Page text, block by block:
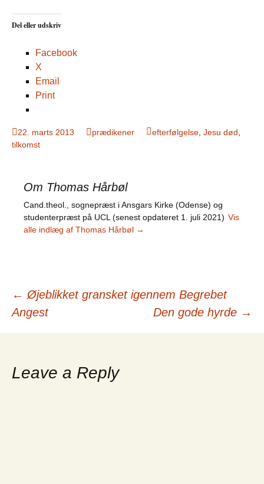
Del eller udskriv
Facebook
X
Email
Print
22. marts 2013 prædikener efterfølgelse Jesu død
tilkomst
Om Thomas Hårbøl
Cand.theol., sognepræst i Ansgars Kirke (Odense) og
studenterpræst på UCL (senest opdateret 1. juli 2021) Vis
alle indlæg af Thomas Hårbøl →
Indlægsnavigation
← Øjeblikket gransket igennem Begrebet
Angest
Den gode hyrde →
Leave a Reply